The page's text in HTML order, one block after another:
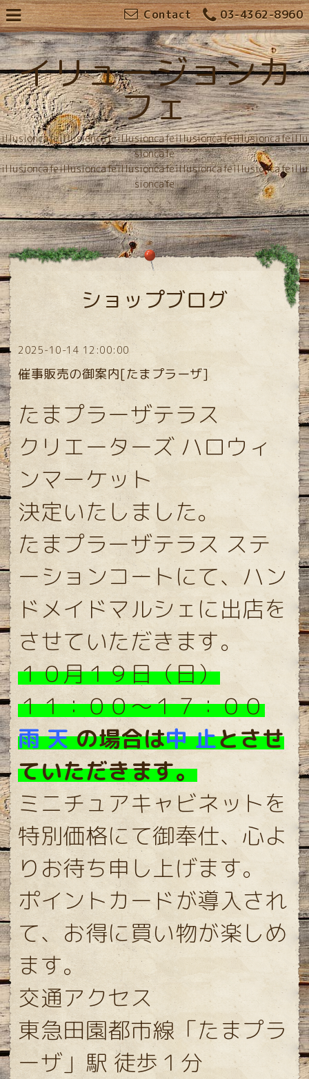
03-4362-8960
Contact
イリュージョンカ
フェ
illusioncafeillusioncafeillusioncafeillusioncafeillusioncafeillu
sioncafe
illusioncafeillusioncafeillusioncafeillusioncafeillusioncafeillu
sioncafe
ショップブログ
2025-10-14 12:00:00
催事販売の御案内[たまプラーザ]
たまプラーザテラス
クリエーターズ ハロウィ
ンマーケット
決定いたしました。
たまプラーザテラス ステ
ーションコートにて、ハン
ドメイドマルシェに出店を
させていただきます。
１０月１９日（日）
１１：００〜１７：００
雨 天の場合は中 止とさせ
ていただきます。
ミニチュアキャビネットを
特別価格にて御奉仕、心よ
りお待ち申し上げます。
ポイントカードが導入され
て、お得に買い物が楽しめ
ます。
交通アクセス
東急田園都市線「たまプラ
ーザ」駅 徒歩１分